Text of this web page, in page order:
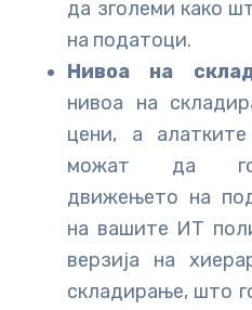
да зголеми како
на податоци.
Нивоа на
нивоа на
цени, а
можат да го
движењето на
на вашите ИТ
верзија на
складирање, што